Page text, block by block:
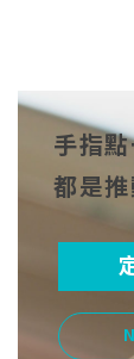
手指
都是